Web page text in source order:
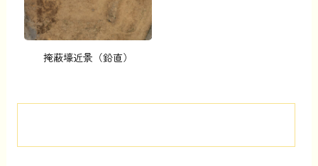
掩蔽壕近景（鉛直）